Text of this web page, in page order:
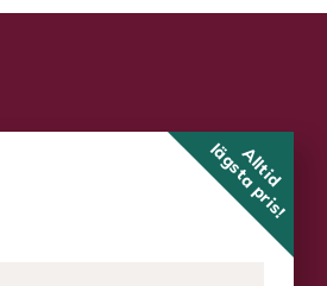
Alltid
lägsta pris!